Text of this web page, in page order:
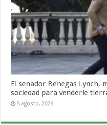
El senador Benegas Lynch,
sociedad para venderle
5 agosto, 2026